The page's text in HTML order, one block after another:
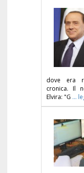
dove era
cronica. Il
Elvira: "G ...